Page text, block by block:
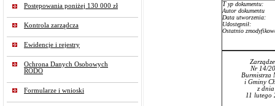
Postępowania poniżej 130 000 zł
Kontrola zarządcza
Ewidencje i rejestry
Ochrona Danych Osobowych
RODO
Formularze i wnioski
Typ dokumentu:
Autor dokumentu
Data utworzenia:
Udostępnił:
Ostatnio
Nr 14/
Burmistrza
i Gminy
z
11 lutego